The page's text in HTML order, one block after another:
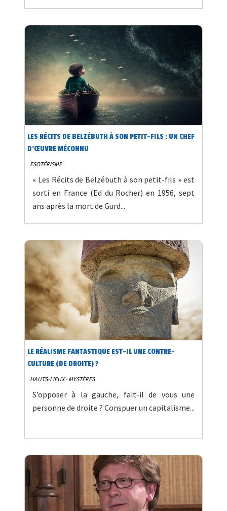
LES RÉCITS DE BELZÉBUTH À SON PETIT-FILS : UN CHEF
D’ŒUVRE MÉCONNU
ESOTÉRISME
« Les Récits de Belzébuth à son petit-fils » est
sorti en France (Ed du Rocher) en 1956, sept
ans après la mort de Gurd...
LE RÉALISME FANTASTIQUE EST-IL UNE CONTRE-
CULTURE (DE DROITE) ?
HAUTS-LIEUX - MYSTÈRES
S’opposer à la gauche, fait-il de vous une
personne de droite ? Conspuer un capitalisme...